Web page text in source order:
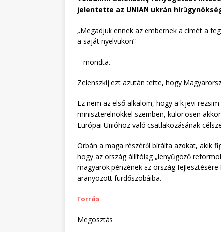
jelentette az UNIAN ukrán
„Megadjuk ennek az embernek a címét a
a saját nyelvükön”
– mondta.
Zelenszkij ezt azután tette, hogy
Ez nem az első alkalom, hogy a kijevi
miniszterelnökkel szemben, különösen
Európai Unióhoz való csatlakozásának
Orbán a maga részéről bírálta azokat, akik
hogy az ország állítólag „lenyűgöző
magyarok pénzének az ország
aranyozott fürdőszobáiba.
Forrás
Megosztás